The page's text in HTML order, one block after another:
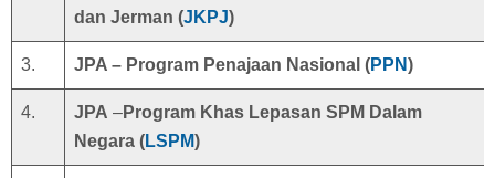
dan Jerman (JKPJ)
3. JPA – Program Penajaan Nasional (PPN)
4. JPA –Program Khas Lepasan SPM Dalam
Negara (LSPM)